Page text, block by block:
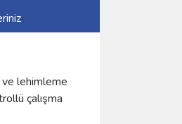
lehimleme
çalışma